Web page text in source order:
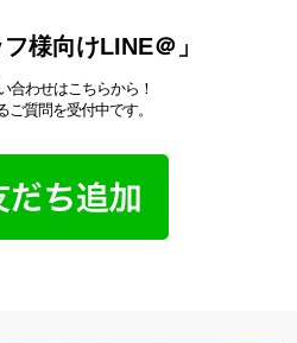
様向けLINE＠」
合わせはこちらから！
ご質問を受付中です。